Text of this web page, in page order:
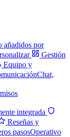
añadidos por
Gestión
Equipo y
Chat,
integrada
Reseñas y
pasosOperativo